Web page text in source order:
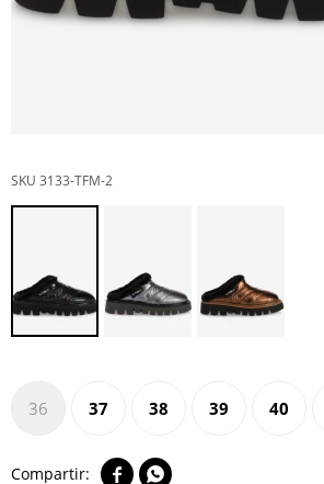
3133-TFM-2
36 37 38 39 40
 